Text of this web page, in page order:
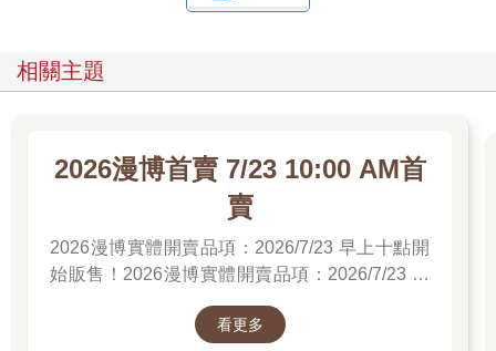
相關主題
2026漫博首賣 7/23 10:00 AM首
賣
2026漫博實體開賣品項：2026/7/23 早上十點開
始販售！2026漫博實體開賣品項：2026/7/23 早
2026/7/23 早上十點開始販售！先領券券再結帳
看更多